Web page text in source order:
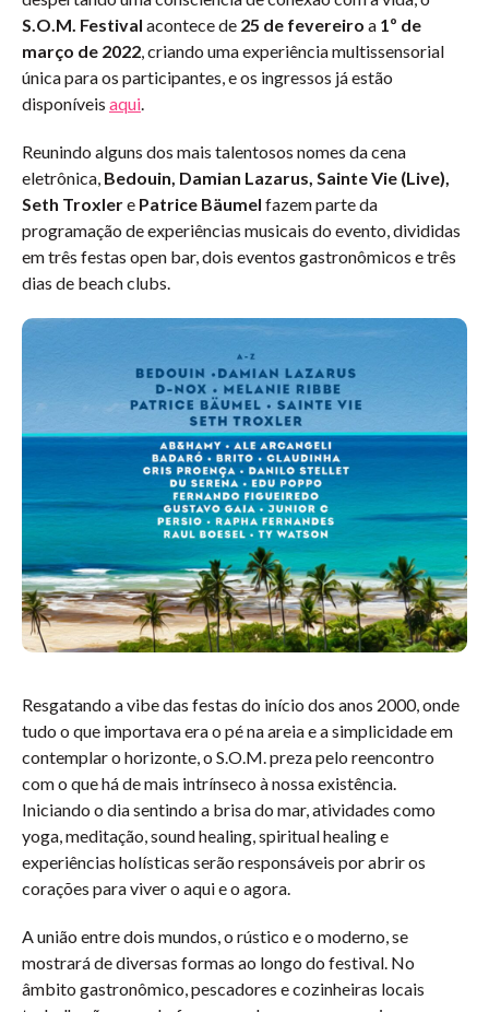
S.O.M. Festival acontece de 25 de fevereiro a 1º de
março de 2022, criando uma experiência multissensorial
única para os participantes, e os ingressos já estão
disponíveis aqui.
Reunindo alguns dos mais talentosos nomes da cena
eletrônica, Bedouin, Damian Lazarus, Sainte Vie (Live),
Seth Troxlere Patrice Bäumel fazem parte da
programação de experiências musicais do evento, divididas
em três festas open bar, dois eventos gastronômicos e três
dias de beach clubs.
Resgatando a vibe das festas do início dos anos 2000, onde
tudo o que importava era o pé na areia e a simplicidade em
contemplar o horizonte, o S.O.M. preza pelo reencontro
com o que há de mais intrínseco à nossa existência.
Iniciando o dia sentindo a brisa do mar, atividades como
yoga, meditação, sound healing, spiritual healing e
experiências holísticas serão responsáveis por abrir os
corações para viver o aqui e o agora.
A união entre dois mundos, o rústico e o moderno, se
mostrará de diversas formas ao longo do festival. No
âmbito gastronômico, pescadores e cozinheiras locais